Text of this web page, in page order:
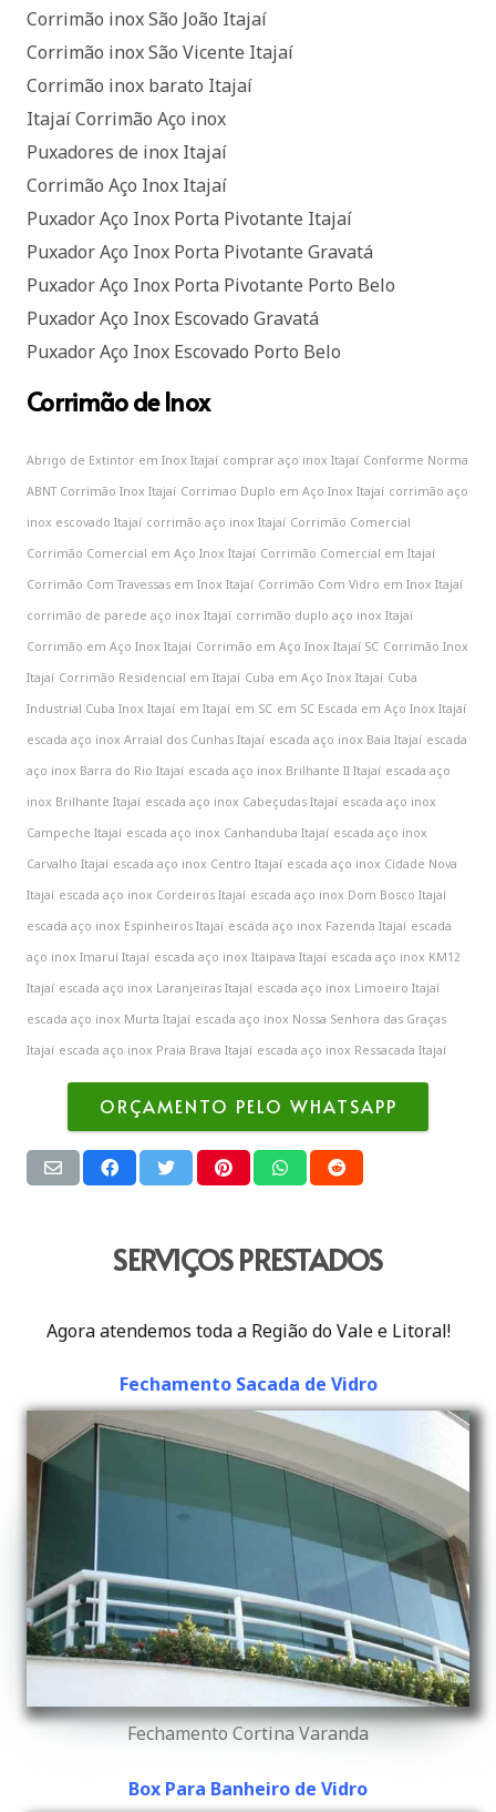
Corrimão inox São João Itajaí
Corrimão inox São Vicente Itajaí
Corrimão inox barato Itajaí
Itajaí Corrimão Aço inox
Puxadores de inox Itajaí
Corrimão Aço Inox Itajaí
Puxador Aço Inox Porta Pivotante Itajaí
Puxador Aço Inox Porta Pivotante Gravatá
Puxador Aço Inox Porta Pivotante Porto Belo
Puxador Aço Inox Escovado Gravatá
Puxador Aço Inox Escovado Porto Belo
Corrimão de Inox
Abrigo de Extintor em Inox Itajaí comprar aço inox Itajaí Conforme Norma
ABNT Corrimão Inox Itajaí Corrimao Duplo em Aço Inox Itajaí corrimão aço
inox escovado Itajaí corrimão aço inox Itajaí Corrimão Comercial
Corrimão Comercial em Aço Inox Itajaí Corrimão Comercial em Itajaí
Corrimão Com Travessas em Inox Itajaí Corrimão Com Vidro em Inox Itajaí
corrimão de parede aço inox Itajaí corrimão duplo aço inox Itajaí
Corrimão em Aço Inox Itajaí Corrimão em Aço Inox Itajaí SC Corrimão Inox
Itajaí Corrimão Residencial em Itajaí Cuba em Aço Inox Itajaí Cuba
Industrial Cuba Inox Itajaí em Itajaí em SC em SC Escada em Aço Inox Itajaí
escada aço inox Arraial dos Cunhas Itajaí escada aço inox Baia Itajaí escada
aço inox Barra do Rio Itajaí escada aço inox Brilhante II Itajaí escada aço
inox Brilhante Itajaí escada aço inox Cabeçudas Itajaí escada aço inox
Campeche Itajaí escada aço inox Canhanduba Itajaí escada aço inox
Carvalho Itajaí escada aço inox Centro Itajaí escada aço inox Cidade Nova
Itajaí escada aço inox Cordeiros Itajaí escada aço inox Dom Bosco Itajaí
escada aço inox Espinheiros Itajaí escada aço inox Fazenda Itajaí escada
aço inox Imaruí Itajaí escada aço inox Itaipava Itajaí escada aço inox KM12
Itajaí escada aço inox Laranjeiras Itajaí escada aço inox Limoeiro Itajaí
escada aço inox Murta Itajaí escada aço inox Nossa Senhora das Graças
Itajaí escada aço inox Praia Brava Itajaí escada aço inox Ressacada Itajaí
ORÇAMENTO PELO WHATSAPP
SERVIÇOS PRESTADOS
Agora atendemos toda a Região do Vale e Litoral!
Fechamento Sacada de Vidro
Fechamento Cortina Varanda
Box Para Banheiro de Vidro